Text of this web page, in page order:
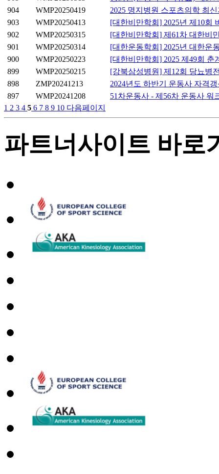
904
WMP20250419
2025 명지병원 스포츠의학 최
903
WMP20250413
[대한비만학회] 2025년 제10회
902
WMP20250315
[대한비만학회] 제61차 대한비
901
WMP20250314
[대한운동학회] 2025년 대한운
900
WMP20250223
[대한비만학회] 2025 제49회
899
WMP20250215
[강북삼성병원] 제12회 당뇨병
898
ZMP20241213
2024년도 하반기 운동사 자격
897
WMP20241208
51차운동사 - 제56차 운동사 워
1 2 3 4 5 6 7 8 9 10 다음페이지
파트너사이트 바로